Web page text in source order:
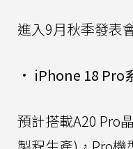
進入9月秋季發表
• iPhone 18 Pro
預計搭載A20 Pro